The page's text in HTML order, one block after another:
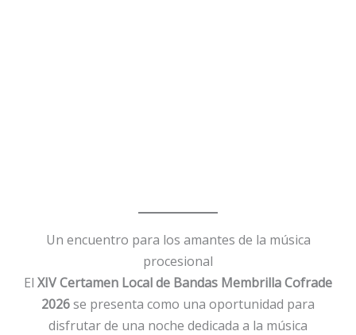
Un encuentro para los amantes de la música
procesional
El XIV Certamen Local de Bandas Membrilla Cofrade
2026se presenta como una oportunidad para
disfrutar de una noche dedicada a la música